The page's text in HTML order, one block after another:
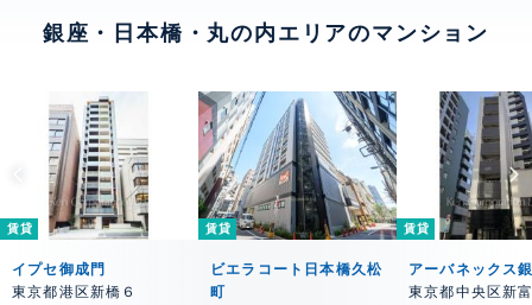
銀座・日本橋・丸の内エリアのマンション
賃貸
イプセ御成門
東京都港区新橋６
賃貸
ビエラコート日本橋久松
町
賃貸
アーバネックス
東京都中央区新